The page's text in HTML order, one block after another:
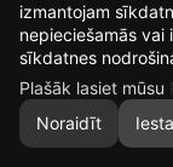
16
DIENAS
izmantojam
nepieciešamās vai
sīkdatnes
Plašāk lasiet mūsu
Noraidīt